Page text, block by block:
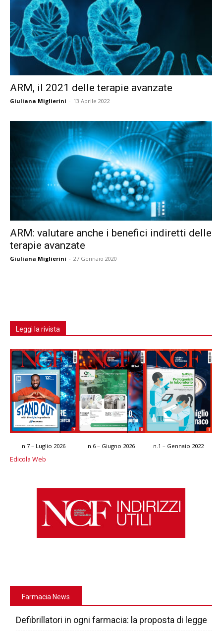
ARM, il 2021 delle terapie avanzate
Giuliana Miglierini - 13 Aprile 2022
ARM: valutare anche i benefici indiretti delle
terapie avanzate
Giuliana Miglierini - 27 Gennaio 2020
Leggi la rivista
n.7 – Luglio 2026 n.6 – Giugno 2026 n.1 – Gennaio 2022
Edicola Web
Farmacia News
Defibrillatori in ogni farmacia: la proposta di legge